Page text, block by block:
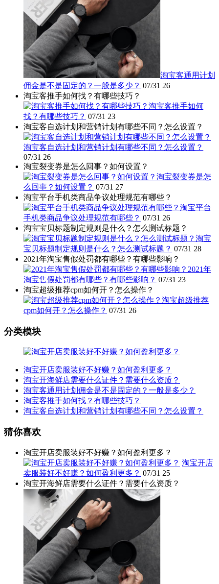
淘宝客通用计划
佣金是不是固定的？一般是多少？ 07/31 26
淘宝客推手如何找？有哪些技巧？
淘宝客推手如何
找？有哪些技巧？ 07/31 23
淘宝客自选计划和营销计划有哪些不同？怎么设置？
淘宝客自选计划和营销计划有哪些不同？怎么设置？
07/31 26
淘宝裂变券是怎么回事？如何设置？
淘宝裂变券是怎
么回事？如何设置？ 07/31 27
淘宝平台手机类商品争议处理规范有哪些？
淘宝平台
手机类商品争议处理规范有哪些？ 07/31 26
淘宝宝贝标题制定规则是什么？怎么测试标题？
淘宝
宝贝标题制定规则是什么？怎么测试标题？ 07/31 28
2021年淘宝售假处罚都有哪些？有哪些影响？
2021年
淘宝售假处罚都有哪些？有哪些影响？ 07/31 23
淘宝超级推荐cpm如何开？怎么操作？
淘宝超级推荐
cpm如何开？怎么操作？ 07/31 26
分类模块
淘宝开店卖服装好不好赚？如何盈利更多？
淘宝开海鲜店需要什么证件？需要什么资质？
淘宝客通用计划佣金是不是固定的？一般是多少？
淘宝客推手如何找？有哪些技巧？
淘宝客自选计划和营销计划有哪些不同？怎么设置？
猜你喜欢
淘宝开店卖服装好不好赚？如何盈利更多？
淘宝开店
卖服装好不好赚？如何盈利更多？ 07/31 25
淘宝开海鲜店需要什么证件？需要什么资质？